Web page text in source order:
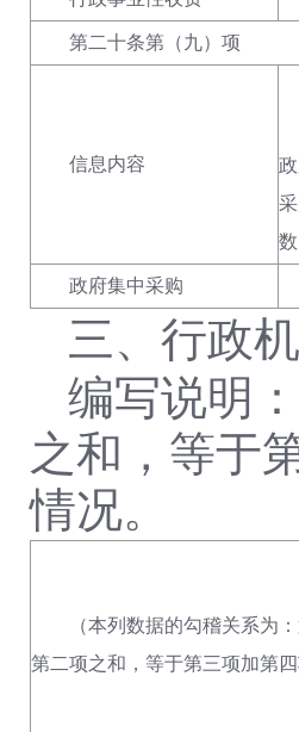
第二十条第（九）项
信息内容
数
政府集中采购
三、行政
编写说明
之和，等于
情况。
（本列数据的勾稽关系为
第二项之和，等于第三项加第四